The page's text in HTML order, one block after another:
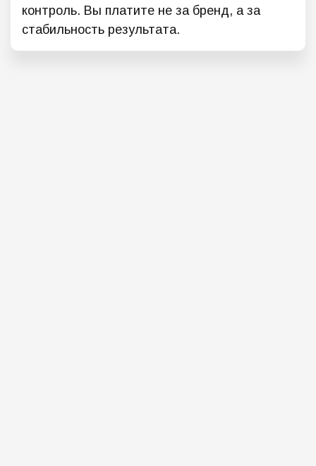
контроль. Вы платите не за бренд, а за
стабильность результата.